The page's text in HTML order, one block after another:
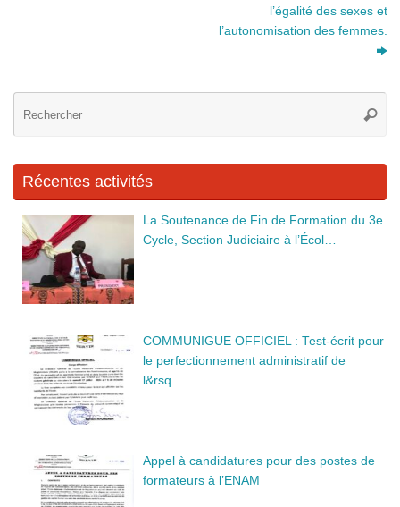
l’égalité des sexes et
l’autonomisation des femmes.
Récentes activités
La Soutenance de Fin de Formation du 3e
Cycle, Section Judiciaire à l’Écol…
COMMUNIGUE OFFICIEL : Test-écrit pour
le perfectionnement administratif de
l&rsq…
Appel à candidatures pour des postes de
formateurs à l’ENAM